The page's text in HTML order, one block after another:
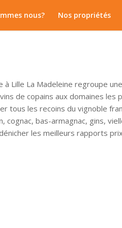
nous? Nos propriétés
à Lille La Madeleine regroupe
de copains aux domaines les
tous les recoins du vignoble
bas-armagnac, gins,
les meilleurs rapports